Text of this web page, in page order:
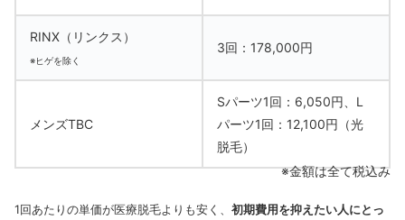
RINX（リンクス）
※ヒゲを除く
3回：178,000円
メンズTBC
Sパーツ1回：6,050円、L
パーツ1回：12,100円（光
脱毛）
※金額は全て税込み
1回あたりの単価が医療脱毛よりも安く、 初期費用を抑えたい人にとっ